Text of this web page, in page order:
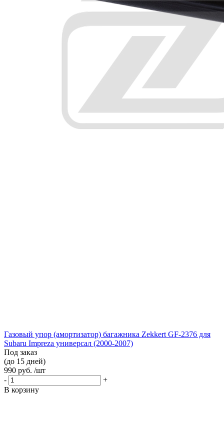
Газовый упор (амортизатор) багажника Zekkert GF-2376 для
Subaru Impreza универсал (2000-2007)
Под заказ
(до 15 дней)
990 руб. /шт
-
+
В корзину